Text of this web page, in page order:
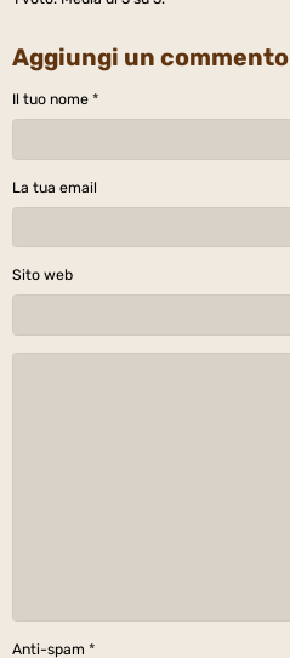
Aggiungi un commento
Il tuo nome
La tua email
Sito web
Anti-spam